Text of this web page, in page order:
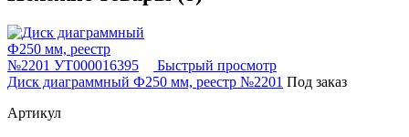
Быстрый просмотр
Диск диаграммный Ф250 мм, реестр №2201 Под заказ
Артикул